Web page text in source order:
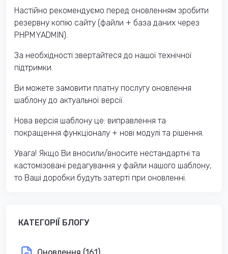
Настійно рекомендуємо перед оновленням зробити
резервну копію сайту (файли + база даних через
PHPMYADMIN).
За необхідності звертайтеся до нашої технічної
підтримки.
Ви можете замовити платну послугу оновлення
шаблону до актуальної версії.
Нова версія шаблону це: виправлення та
покращення функціоналу + нові модулі та рішення.
Увага! Якщо Ви вносили/вносите нестандартні та
кастомізовані редагування у файли нашого шаблону,
то Ваші доробки будуть затерті при оновленні.
КАТЕГОРІЇ БЛОГУ